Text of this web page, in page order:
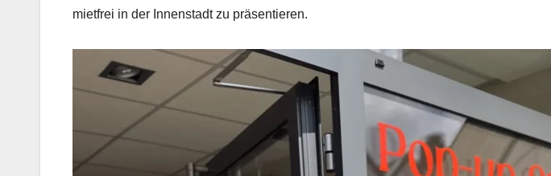
mietfrei in der Innenstadt zu präsentieren.